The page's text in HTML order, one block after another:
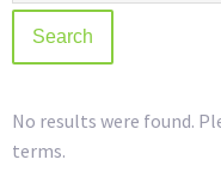
No results were found.
terms.